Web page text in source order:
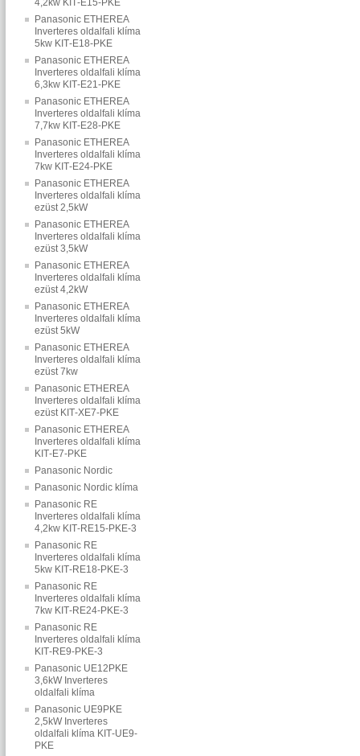
4,2kw KIT‐E15‐PKE
Panasonic ETHEREA
Inverteres oldalfali klíma
5kw KIT‐E18‐PKE
Panasonic ETHEREA
Inverteres oldalfali klíma
6,3kw KIT‐E21‐PKE
Panasonic ETHEREA
Inverteres oldalfali klíma
7,7kw KIT‐E28‐PKE
Panasonic ETHEREA
Inverteres oldalfali klíma
7kw KIT‐E24‐PKE
Panasonic ETHEREA
Inverteres oldalfali klíma
ezüst 2,5kW
Panasonic ETHEREA
Inverteres oldalfali klíma
ezüst 3,5kW
Panasonic ETHEREA
Inverteres oldalfali klíma
ezüst 4,2kW
Panasonic ETHEREA
Inverteres oldalfali klíma
ezüst 5kW
Panasonic ETHEREA
Inverteres oldalfali klíma
ezüst 7kw
Panasonic ETHEREA
Inverteres oldalfali klíma
ezüst KIT‐XE7‐PKE
Panasonic ETHEREA
Inverteres oldalfali klíma
KIT‐E7‐PKE
Panasonic Nordic
Panasonic Nordic klíma
Panasonic RE
Inverteres oldalfali klíma
4,2kw KIT‐RE15‐PKE‐3
Panasonic RE
Inverteres oldalfali klíma
5kw KIT‐RE18‐PKE‐3
Panasonic RE
Inverteres oldalfali klíma
7kw KIT‐RE24‐PKE‐3
Panasonic RE
Inverteres oldalfali klíma
KIT‐RE9‐PKE‐3
Panasonic UE12PKE
3,6kW Inverteres
oldalfali klíma
Panasonic UE9PKE
2,5kW Inverteres
oldalfali klíma KIT‐UE9‐
PKE